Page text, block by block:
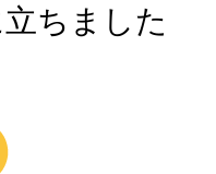
ちました